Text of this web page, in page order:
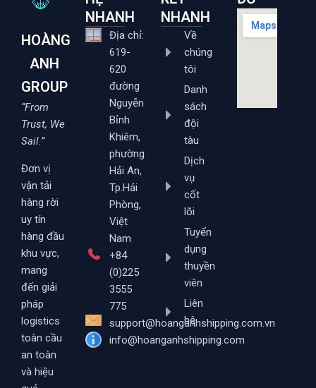
HOÀNG
ANH
GROUP
“From
Trust, We
Sail.”
Đơn vị
vận tải
hàng rời
uy tín
hàng đầu
khu vực,
mang
đến giải
pháp
logistics
toàn cầu
an toàn
và hiệu
NHANH
Địa chỉ:
619-
620
đường
Nguyễn
Bỉnh
Khiêm,
phường
Hải An,
Tp.Hải
Phòng,
Việt
Nam
+84
(0)225
3555
775
support@hoanganhshipping.com.vn
info@hoanganhshipping.com
NHANH
Về
chúng
tôi
Danh
sách
đội
tàu
Dịch
vụ
cốt
lõi
Tuyển
dụng
thuyền
viên
Liên
hệ